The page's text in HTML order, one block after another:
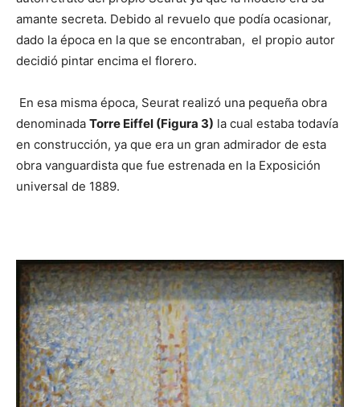
amante secreta. Debido al revuelo que podía ocasionar,
dado la época en la que se encontraban, el propio autor
decidió pintar encima el florero.
En esa misma época, Seurat realizó una pequeña obra
denominada Torre Eiffel (Figura 3) la cual estaba todavía
en construcción, ya que era un gran admirador de esta
obra vanguardista que fue estrenada en la Exposición
universal de 1889.